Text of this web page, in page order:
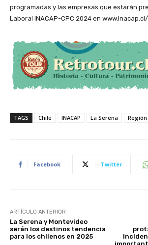
programadas y las empresas que estarán
Laboral INACAP-CPC 2024 en
TAGS Chile INACAP La Serena
Facebook Twitter
ARTÍCULO ANTERIOR
La Serena y Montevideo
serán los destinos tendencia
para los chilenos en 2025